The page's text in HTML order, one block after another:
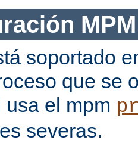
MPM
soportado
que se
el mpm
severas.